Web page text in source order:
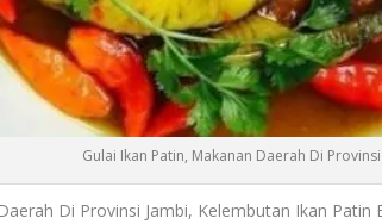
Gulai Ikan Patin, Makanan Daerah Di
Di Provinsi Jambi, Kelembutan Ikan Patin